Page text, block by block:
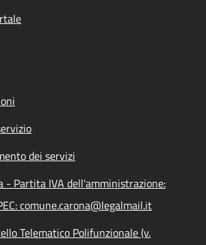
dei servizi
- Partita IVA dell'amministrazione:
comune.carona@legalmail.it
Telematico Polifunzionale (v.